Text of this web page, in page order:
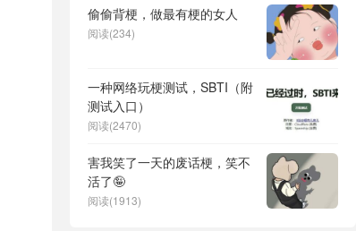
偷偷背梗，做最有梗的女人
阅读(234)
一种网络玩梗测试，SBTI（附
测试入口）
阅读(2470)
害我笑了一天的废话梗，笑不
活了🤪
阅读(1913)